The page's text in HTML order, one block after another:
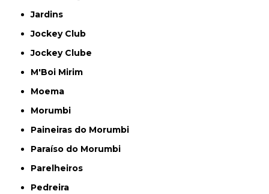
Jardins
Jockey Club
Jockey Clube
M'Boi Mirim
Moema
Morumbi
Paineiras do Morumbi
Paraíso do Morumbi
Parelheiros
Pedreira